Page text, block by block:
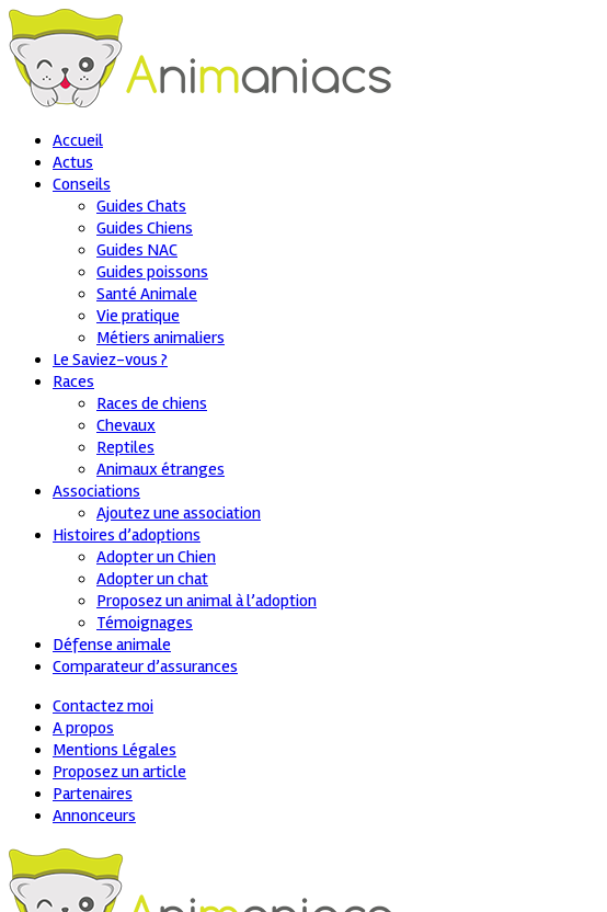
Accueil
Actus
Conseils
Guides Chats
Guides Chiens
Guides NAC
Guides poissons
Santé Animale
Vie pratique
Métiers animaliers
Le Saviez-vous ?
Races
Races de chiens
Chevaux
Reptiles
Animaux étranges
Associations
Ajoutez une association
Histoires d’adoptions
Adopter un Chien
Adopter un chat
Proposez un animal à l’adoption
Témoignages
Défense animale
Comparateur d’assurances
Contactez moi
A propos
Mentions Légales
Proposez un article
Partenaires
Annonceurs